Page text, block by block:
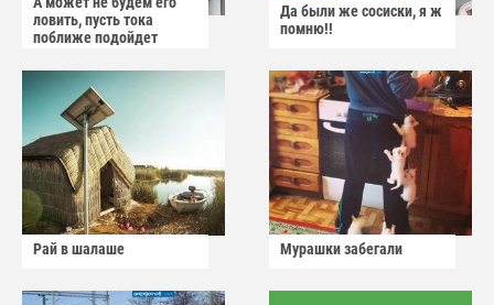
ловить, пусть тока
поближе подойдет
Да были же сосиски, я ж
помню!!
Рай в шалаше Мурашки забегали